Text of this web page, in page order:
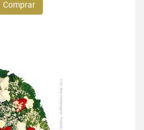
Comprar